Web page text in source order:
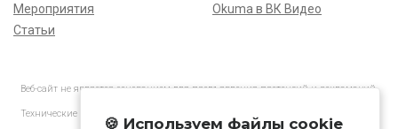
Мероприятия
Статьи
Okuma в ВК Видео
Веб-сайт не является основанием для предъявления претензий и рекламаций,
Технические характеристики товаров могут отличаться от указанных на сайте.
🍪 Используем файлы cookie